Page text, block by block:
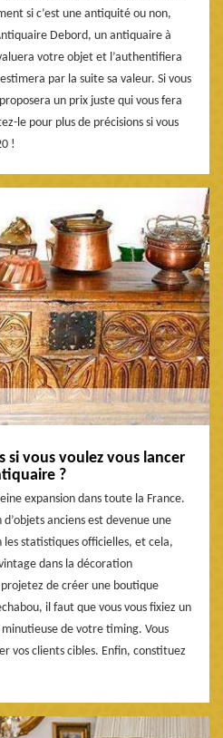
si c’est une antiquité ou non,
Debord, un antiquaire à
votre objet et l’authentifiera
par la suite sa valeur. Si vous
un prix juste qui vous fera
le pour plus de précisions si vous
!
si vous voulez vous lancer
?
expansion dans toute la France.
anciens est devenue une
les statistiques officielles, et cela,
dans la décoration
projetez de créer une boutique
il faut que vous vous fixiez un
de votre timing. Vous
vos clients cibles. Enfin, constituez